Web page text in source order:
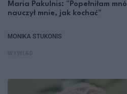
Maria Pakulnis: "Popełniłam
nauczył mnie, jak kochać"
MONIKA STUKONIS